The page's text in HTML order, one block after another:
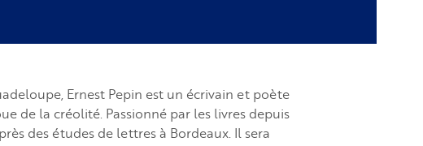
Ernest Pepin est un écrivain et poète
de la créolité. Passionné par les livres depuis
des études de lettres à Bordeaux. Il sera